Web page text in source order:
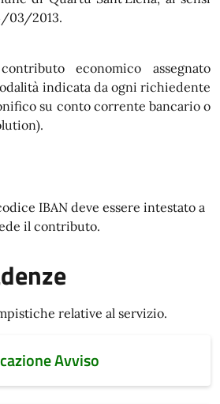
03/2013.
economico assegnato
indicata da ogni richiedente
su conto corrente bancario o
IBAN deve essere intestato a
il contributo.
relative al servizio.
Avviso